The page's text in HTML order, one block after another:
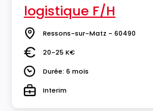
logistique F/H
Lieu Ressons-sur-Matz - 60490
Salaire20-25 K€
DuréeDurée: 6 mois
TypeInterim